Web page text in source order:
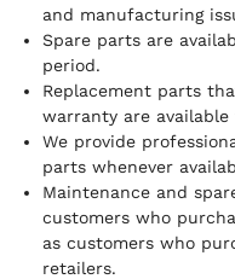
and manufacturing
Spare parts are
period.
Replacement parts
warranty are
We provide
parts whenever
Maintenance and
customers who
as customers who
retailers.